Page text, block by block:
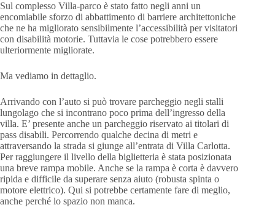
Sul complesso Villa-parco è stato fatto negli anni un
encomiabile sforzo di abbattimento di barriere architettoniche
che ne ha migliorato sensibilmente l’accessibilità per visitatori
con disabilità motorie. Tuttavia le cose potrebbero essere
ulteriormente migliorate.
Ma vediamo in dettaglio.
Arrivando con l’auto si può trovare parcheggio negli stalli
lungolago che si incontrano poco prima dell’ingresso della
villa. E’ presente anche un parcheggio riservato ai titolari di
pass disabili. Percorrendo qualche decina di metri e
attraversando la strada si giunge all’entrata di Villa Carlotta.
Per raggiungere il livello della biglietteria è stata posizionata
una breve rampa mobile. Anche se la rampa è corta è davvero
ripida e difficile da superare senza aiuto (robusta spinta o
motore elettrico). Qui si potrebbe certamente fare di meglio,
anche perché lo spazio non manca.